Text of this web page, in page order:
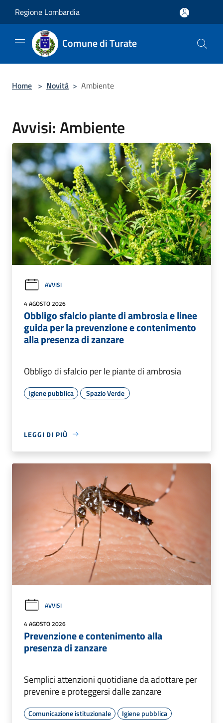
Regione Lombardia
Comune di Turate
Home > Novità > Ambiente
Avvisi: Ambiente
AVVISI
4 AGOSTO 2026
Obbligo sfalcio piante di ambrosia e linee
guida per la prevenzione e contenimento
alla presenza di zanzare
Obbligo di sfalcio per le piante di ambrosia
Igiene pubblica Spazio Verde
LEGGI DI PIÙ
AVVISI
4 AGOSTO 2026
Prevenzione e contenimento alla
presenza di zanzare
Semplici attenzioni quotidiane da adottare per
prevenire e proteggersi dalle zanzare
Comunicazione istituzionale Igiene pubblica